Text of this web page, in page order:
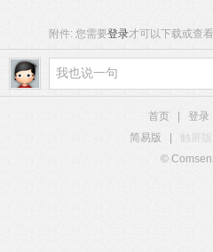
附件: 您需要登录才可以下载或查
首页 登录
简易版
触屏版
©